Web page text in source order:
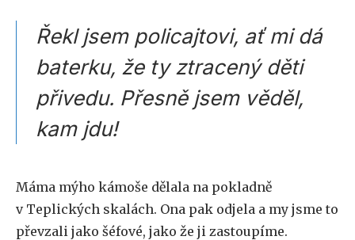
Řekl jsem policajtovi, ať mi dá
baterku, že ty ztracený děti
přivedu. Přesně jsem věděl,
kam jdu!
Máma mýho kámoše dělala na pokladně
v Teplických skalách. Ona pak odjela a my jsme to
převzali jako šéfové, jako že ji zastoupíme.